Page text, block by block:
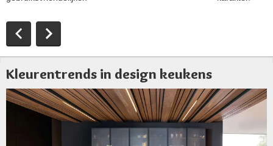
Kleurentrends in design keukens